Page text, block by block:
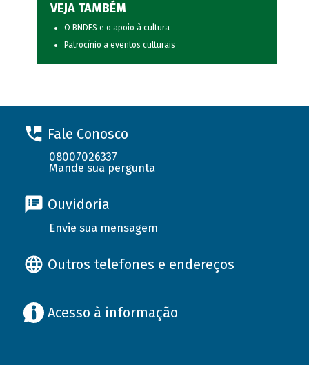
VEJA TAMBÉM
O BNDES e o apoio à cultura
Patrocínio a eventos culturais
Fale Conosco
08007026337
Mande sua pergunta
Ouvidoria
Envie sua mensagem
Outros telefones e endereços
Acesso à informação